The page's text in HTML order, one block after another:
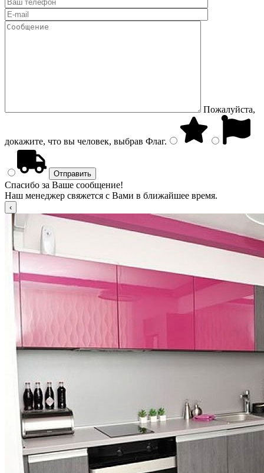
Пожалуйста,
докажите, что вы человек, выбрав Флаг.
Спасибо за Ваше сообщение!
Наш менеджер свяжется с Вами в ближайшее время.